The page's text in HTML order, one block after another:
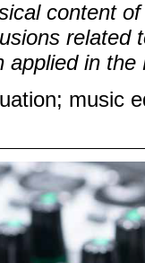
content
related
applied in
music